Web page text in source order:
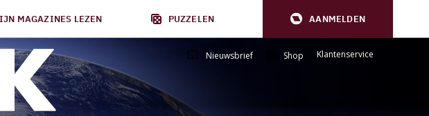
MAGAZINES LEZEN PUZZELEN AANMELDEN
Nieuwsbrief Shop Klantenservice